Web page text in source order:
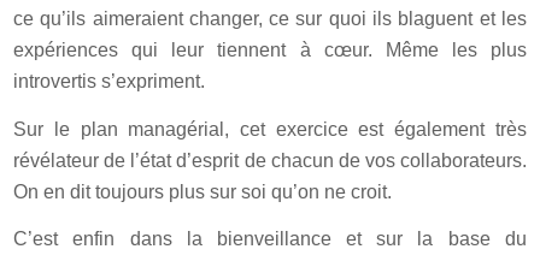
ce qu’ils aimeraient changer, ce sur quoi ils blaguent et les
expériences qui leur tiennent à cœur. Même les plus
introvertis s’expriment.
Sur le plan managérial, cet exercice est également très
révélateur de l’état d’esprit de chacun de vos collaborateurs.
On en dit toujours plus sur soi qu’on ne croit.
C’est enfin dans la bienveillance et sur la base du